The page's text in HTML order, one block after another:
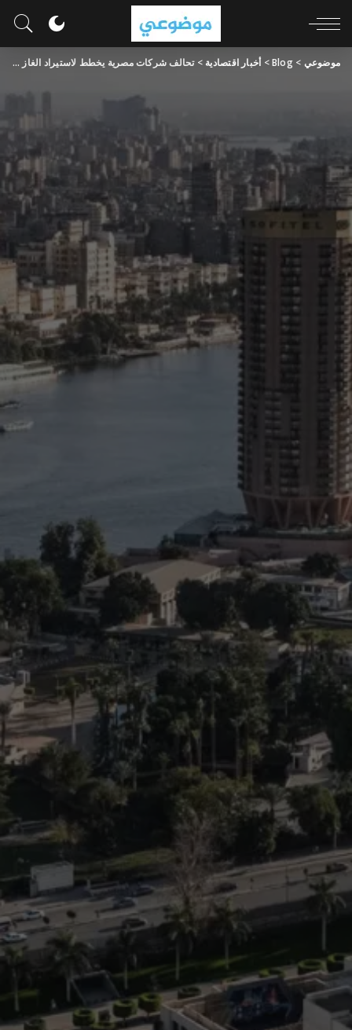
موضوعي >
Blog
> أخبار اقتصادية >تحالف شركات مصرية يخطط لاستيراد الغاز الصخري الأميركي